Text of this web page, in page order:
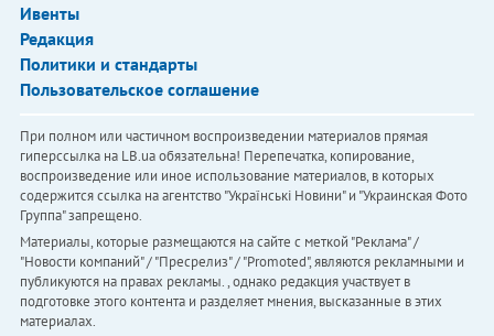
Ивенты
Редакция
Политики и стандарты
Пользовательское соглашение
При полном или частичном воспроизведении материалов прямая
гиперссылка на LB.ua обязательна! Перепечатка, копирование,
воспроизведение или иное использование материалов, в которых
содержится ссылка на агентство "Українськi Новини" и "Украинская Фото
Группа" запрещено.
Материалы, которые размещаются на сайте с меткой "Реклама" /
"Новости компаний" / "Пресрелиз" / "Promoted", являются рекламными и
публикуются на правах рекламы. , однако редакция участвует в
подготовке этого контента и разделяет мнения, высказанные в этих
материалах.